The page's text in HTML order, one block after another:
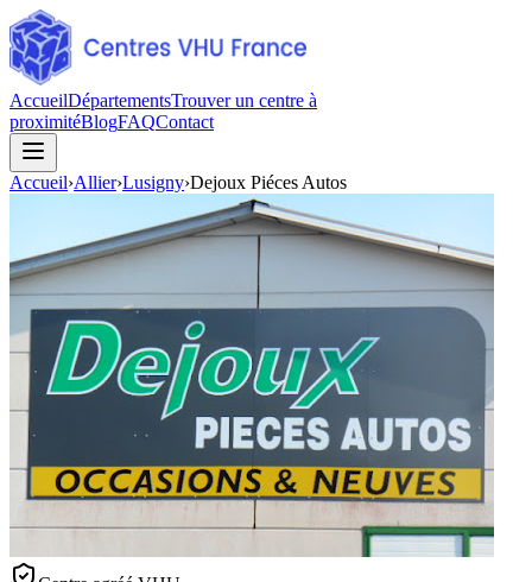
AccueilDépartementsTrouver un centre à
proximitéBlogFAQContact
Accueil›Allier›Lusigny›Dejoux Piéces Autos